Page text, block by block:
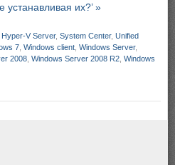
их?’ »
Hyper-V Server, System Center, Unified
7 Windows client Windows Server,
2008 Windows Server 2008 R2 Windows